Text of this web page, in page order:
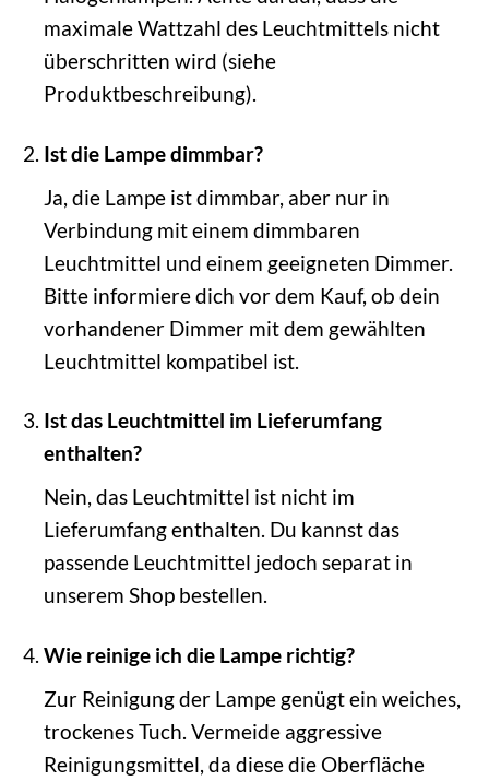
maximale Wattzahl des Leuchtmittels nicht
überschritten wird (siehe
Produktbeschreibung).
Ist die Lampe dimmbar?
Ja, die Lampe ist dimmbar, aber nur in
Verbindung mit einem dimmbaren
Leuchtmittel und einem geeigneten Dimmer.
Bitte informiere dich vor dem Kauf, ob dein
vorhandener Dimmer mit dem gewählten
Leuchtmittel kompatibel ist.
Ist das Leuchtmittel im Lieferumfang
enthalten?
Nein, das Leuchtmittel ist nicht im
Lieferumfang enthalten. Du kannst das
passende Leuchtmittel jedoch separat in
unserem Shop bestellen.
Wie reinige ich die Lampe richtig?
Zur Reinigung der Lampe genügt ein weiches,
trockenes Tuch. Vermeide aggressive
Reinigungsmittel, da diese die Oberfläche